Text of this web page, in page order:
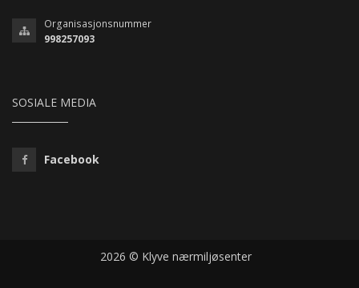
Organisasjonsnummer
998257093
SOSIALE MEDIA
Facebook
2026 © Klyve nærmiljøsenter